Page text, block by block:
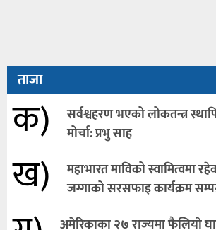
ताजा
क)
सर्वश्वहरण भएको लोकतन्त्र
मोर्चा: प्रभु साह
ख)
महाभारत माविको स्वामित्वमा
जग्गाको सरसफाइ कार्यक्रम
अमेरिकाका २७ राज्यमा फैलियाे